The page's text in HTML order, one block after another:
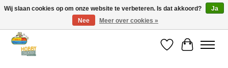
Welkom bij Cadeauhuis Wageningen
Verlanglijst
Wij slaan cookies op om onze website te verbeteren. Is dat akkoord?
Ja
Nee
Meer over cookies »